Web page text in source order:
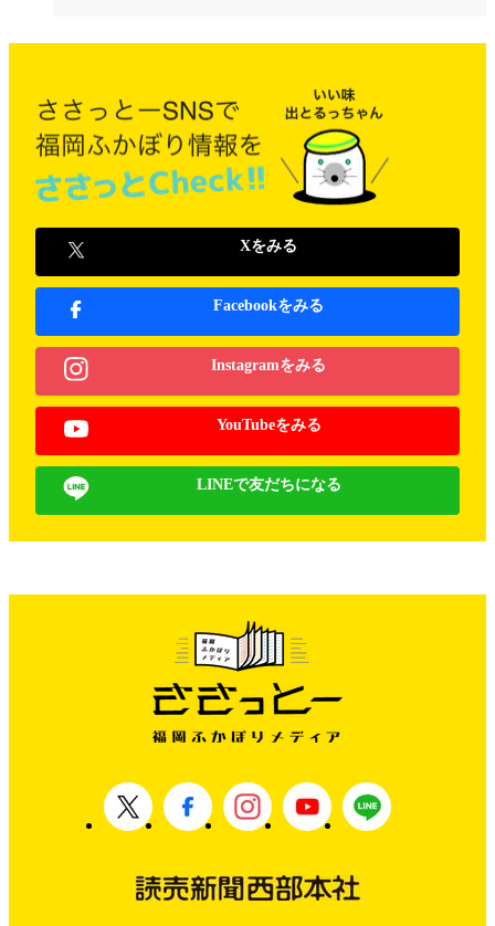
Xをみる
Facebookをみる
Instagramをみる
YouTubeをみる
LINEで友だちになる